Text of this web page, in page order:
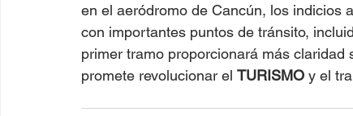
en el aeródromo de Cancún, los indicios
con importantes puntos de tránsito,
primer tramo proporcionará más
promete revolucionar el TURISMO y el